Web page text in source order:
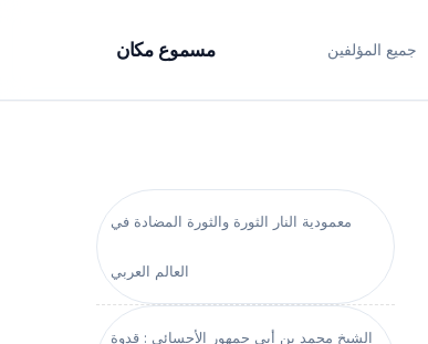
مسموع مكان جميع المؤلفين
معمودية النار الثورة والثورة المضادة في
العالم العربي
الشيخ محمد بن أبي جمهور الأحسائي : قدوة